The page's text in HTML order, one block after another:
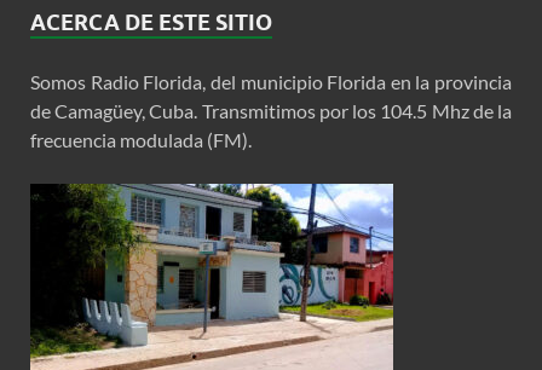
ACERCA DE ESTE SITIO
Somos Radio Florida, del municipio Florida en la provincia
de Camagüey, Cuba. Transmitimos por los 104.5 Mhz de la
frecuencia modulada (FM).